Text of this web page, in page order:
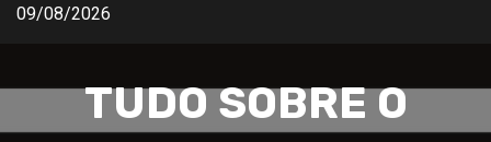
Skip09/08/2026
TUDO SOBRE O